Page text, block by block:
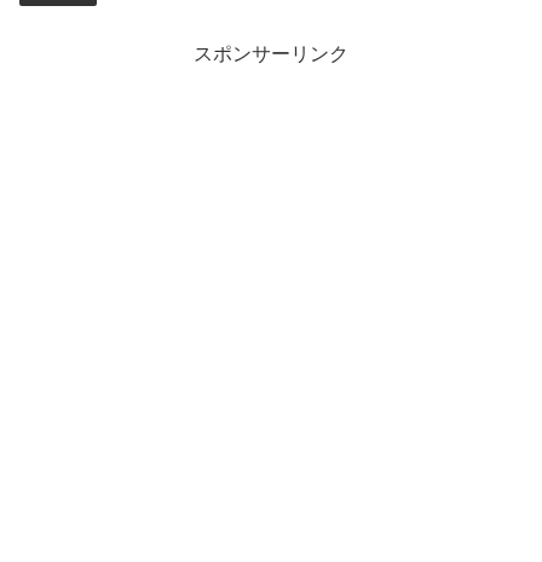
スポンサーリンク